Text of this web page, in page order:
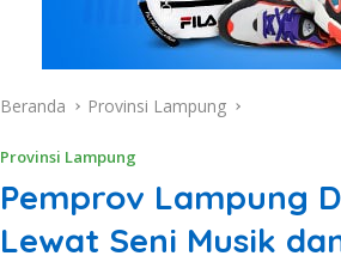
Beranda Provinsi Lampung
Provinsi Lampung
Pemprov Lampung
Lewat Seni Musik